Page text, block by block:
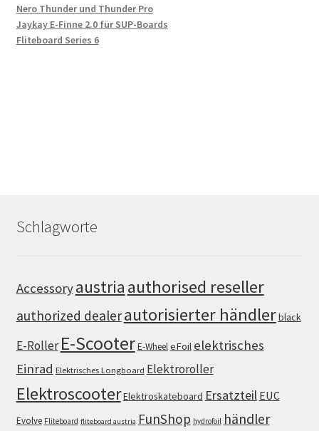
Nero Thunder und Thunder Pro
Jaykay E-Finne 2.0 für SUP-Boards
Fliteboard Series 6
Schlagworte
Accessoryaustria authorised reseller
authorized dealerautorisierter händlerblack
E-Roller E-ScooterE-WheeleFoil elektrisches
Einrad Elektrisches Longboard Elektroroller
ElektroscooterElektroskateboard Ersatzteil EUC
Evolve Fliteboard fliteboard austria FunShop hydrofoil händler